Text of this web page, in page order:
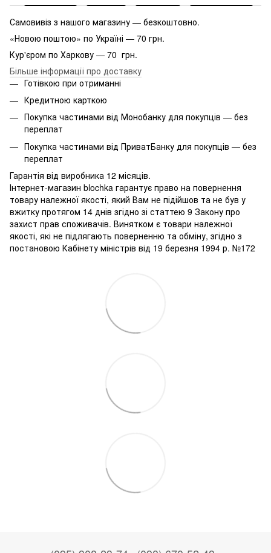
Самовивіз з нашого магазину — безкоштовно.
«Новою поштою» по Україні — 70 грн.
Кур'єром по Харкову — 70 грн.
Більше інформації про доставку
Готівкою при отриманні
Кредитною карткою
Покупка частинами від Монобанку для покупців — без
переплат
Покупка частинами від ПриватБанку для покупців — без
переплат
Гарантія від виробника 12 місяців.
Інтернет-магазин blochka гарантує право на повернення
товару належної якості, який Вам не підійшов та не був у
вжитку протягом 14 днів згідно зі статтею 9 Закону про
захист прав споживачів. Винятком є ​​товари належної
якості, які не підлягають поверненню та обміну, згідно з
постановою Кабінету міністрів від 19 березня 1994 р. №172